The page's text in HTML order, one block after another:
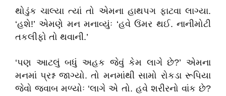
થોડુંક ચાલ્યા ત્યાં તો એમના હાથપગ ફાટવા લાગ્યા.
‘હશે!’ એમણે મન મનાવ્યુંઃ ‘હવે ઉંમર થઈ. નાનીમોટી
તકલીફો તો થવાની.’
‘પણ આટલું બધું અહક જેવું કેમ લાગે છે?’ એમના
મનમાં પ્રશ્ન જાગ્યો. તો મનમાંથી સામો રોકડા રૂપિયા
જેવો જવાબ મળ્યોઃ ‘લાગે એ તો. હવે શરીરનો વાંક છે?